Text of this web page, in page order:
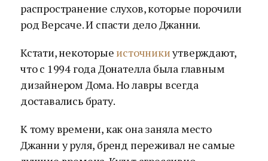
распространение слухов, которые порочили
род Версаче. И спасти дело Джанни.
Кстати, некоторые источникиутверждают,
что с 1994 года Донателла была главным
дизайнером Дома. Но лавры всегда
доставались брату.
К тому времени, как она заняла место
Джанни у руля, бренд переживал не самые